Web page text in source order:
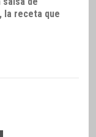
la receta que